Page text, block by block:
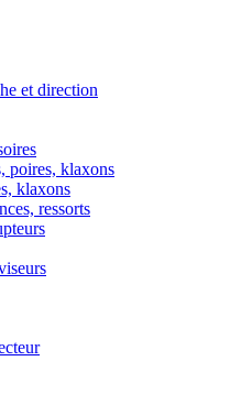
et direction
poires, klaxons
klaxons
ressorts